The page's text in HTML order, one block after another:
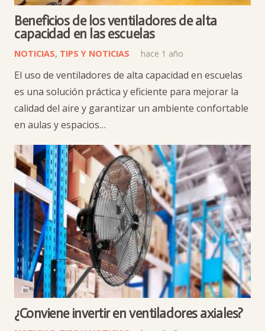
Beneficios de los ventiladores de alta
capacidad en las escuelas
NOTICIAS, TIPS Y NOTICIAS hace 1 año
El uso de ventiladores de alta capacidad en escuelas
es una solución práctica y eficiente para mejorar la
calidad del aire y garantizar un ambiente confortable
en aulas y espacios…
¿Conviene invertir en ventiladores axiales?